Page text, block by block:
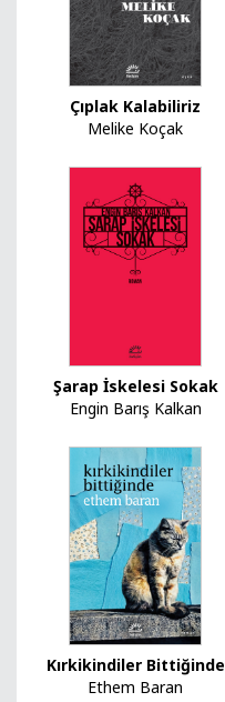
Çıplak Kalabiliriz
Melike Koçak
Şarap İskelesi Sokak
Engin Barış Kalkan
Kırkikindiler Bittiğinde
Ethem Baran